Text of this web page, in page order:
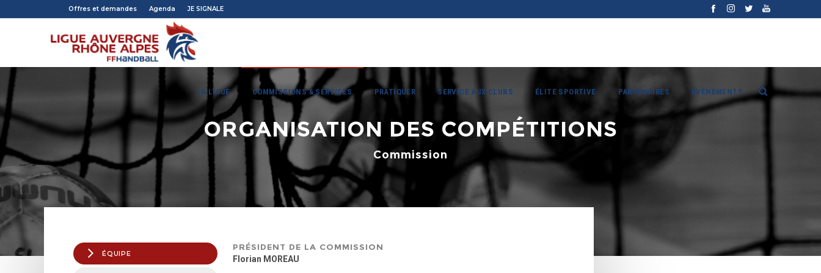
Offres et demandes Agenda JE SIGNALE
LA LIGUE COMMISSIONS & SERVICES PRATIQUER SERVICE AUX CLUBS ÉLITE SPORTIVE PARTENAIRES ÉVÈNEMENTS
ORGANISATION DES COMPÉTITIONS
Commission
ÉQUIPE
PRÉSIDENT DE LA COMMISSION
Florian MOREAU